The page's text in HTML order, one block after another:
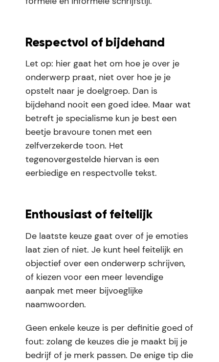
Respectvol of bijdehand
Let op: hier gaat het om hoe je over je
onderwerp praat, niet over hoe je je
opstelt naar je doelgroep. Dan is
bijdehand nooit een goed idee. Maar wat
betreft je specialisme kun je best een
beetje bravoure tonen met een
zelfverzekerde toon. Het
tegenovergestelde hiervan is een
eerbiedige en respectvolle tekst.
Enthousiast of feitelijk
De laatste keuze gaat over of je emoties
laat zien of niet. Je kunt heel feitelijk en
objectief over een onderwerp schrijven,
of kiezen voor een meer levendige
aanpak met meer bijvoeglijke
naamwoorden.
Geen enkele keuze is per definitie goed of
fout: zolang de keuzes die je maakt bij je
bedrijf of je merk passen. De enige tip die